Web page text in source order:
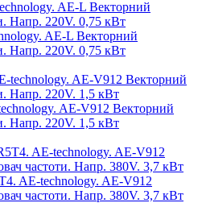
AE-L Векторний
Напр. 220V. 0,75 кВт
AE-V912 Векторний
Напр. 220V. 1,5 кВт
AE-technology. AE-V912
частоти. Напр. 380V. 3,7 кВт